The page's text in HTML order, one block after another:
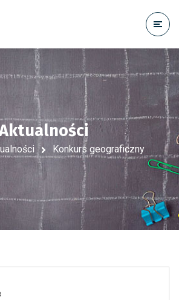
Konkurs geograficzny